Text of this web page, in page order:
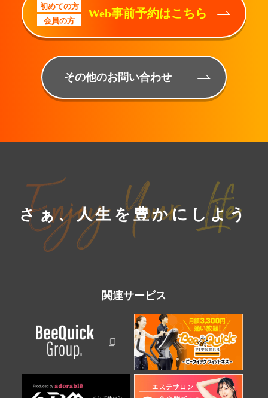
初めての方
会員の方
Web事前予約はこちら
その他のお問い合わせ
さぁ、人生を豊かにしよう
関連サービス